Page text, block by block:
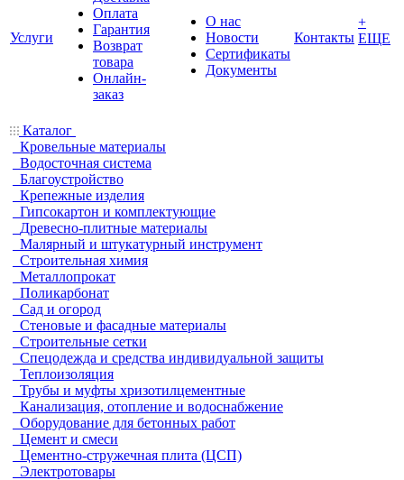
Услуги
Оплата
Гарантия
Возврат
товара
Онлайн-
заказ
О нас
Новости
Сертификаты
Документы
Контакты
+
ЕЩЕ
Каталог
Кровельные материалы
Водосточная система
Благоустройство
Крепежные изделия
Гипсокартон и комплектующие
Древесно-плитные материалы
Малярный и штукатурный инструмент
Строительная химия
Металлопрокат
Поликарбонат
Сад и огород
Стеновые и фасадные материалы
Строительные сетки
Спецодежда и средства индивидуальной защиты
Теплоизоляция
Трубы и муфты хризотилцементные
Канализация, отопление и водоснабжение
Оборудование для бетонных работ
Цемент и смеси
Цементно-стружечная плита (ЦСП)
Электротовары